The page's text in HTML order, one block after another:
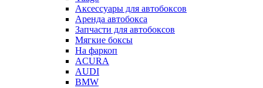
Аксессуары для автобоксов
Аренда автобокса
Запчасти для автобоксов
Мягкие боксы
На фаркоп
ACURA
AUDI
BMW